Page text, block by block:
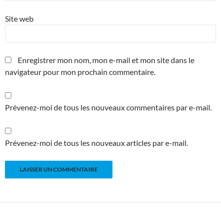
Site web
Enregistrer mon nom, mon e-mail et mon site dans le
navigateur pour mon prochain commentaire.
Prévenez-moi de tous les nouveaux commentaires par e-mail.
Prévenez-moi de tous les nouveaux articles par e-mail.